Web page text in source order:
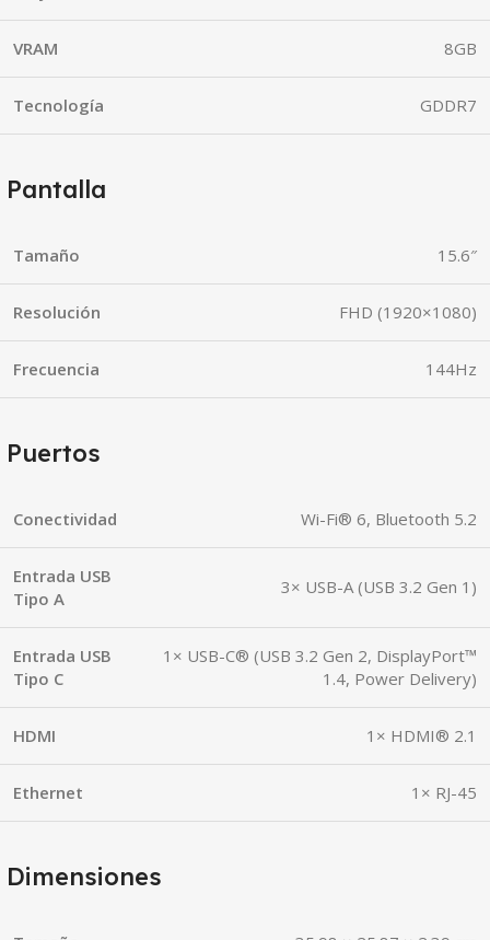
VRAM 8GB
Tecnología GDDR7
Pantalla
Tamaño 15.6″
Resolución FHD (1920×1080)
Frecuencia 144Hz
Puertos
Conectividad Wi-Fi® 6, Bluetooth 5.2
Entrada USB
Tipo A
3× USB-A (USB 3.2 Gen 1)
Entrada USB
Tipo C
1× USB-C® (USB 3.2 Gen 2, DisplayPort™
1.4, Power Delivery)
HDMI 1× HDMI® 2.1
Ethernet 1× RJ-45
Dimensiones